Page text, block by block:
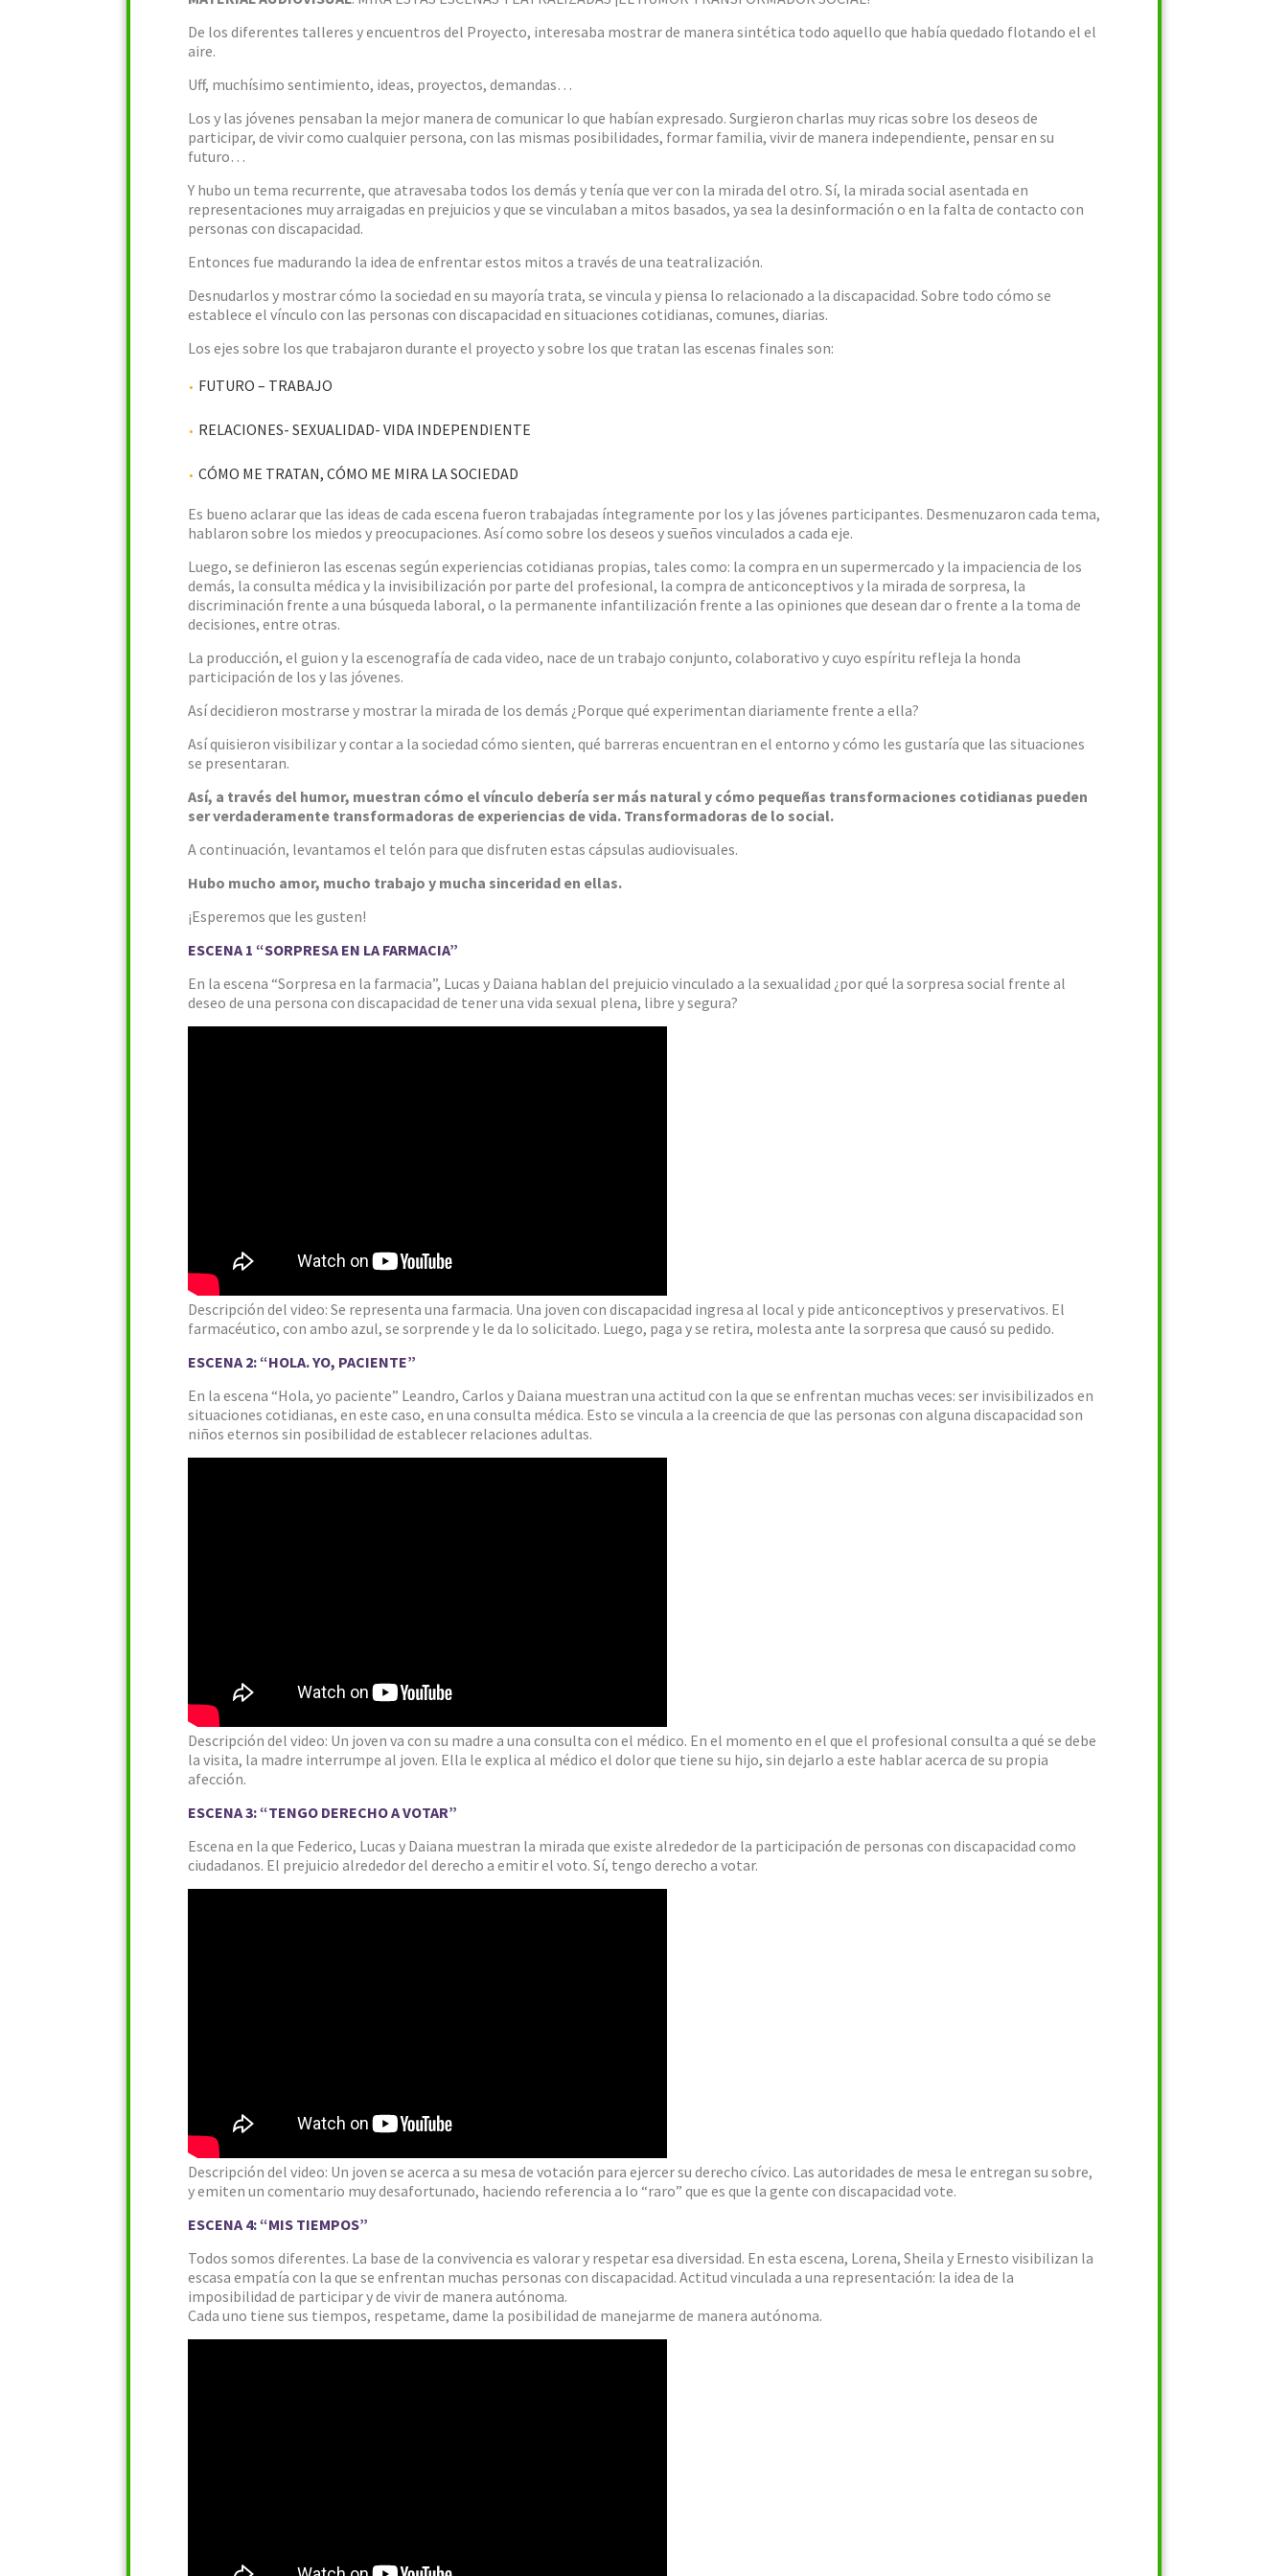
De los diferentes talleres y encuentros del Proyecto, interesaba mostrar de manera sintética todo aquello que había quedado flotando el el
aire.
Uff, muchísimo sentimiento, ideas, proyectos, demandas…
Los y las jóvenes pensaban la mejor manera de comunicar lo que habían expresado. Surgieron charlas muy ricas sobre los deseos de
participar, de vivir como cualquier persona, con las mismas posibilidades, formar familia, vivir de manera independiente, pensar en su
futuro…
Y hubo un tema recurrente, que atravesaba todos los demás y tenía que ver con la mirada del otro. Sí, la mirada social asentada en
representaciones muy arraigadas en prejuicios y que se vinculaban a mitos basados, ya sea la desinformación o en la falta de contacto con
personas con discapacidad.
Entonces fue madurando la idea de enfrentar estos mitos a través de una teatralización.
Desnudarlos y mostrar cómo la sociedad en su mayoría trata, se vincula y piensa lo relacionado a la discapacidad. Sobre todo cómo se
establece el vínculo con las personas con discapacidad en situaciones cotidianas, comunes, diarias.
Los ejes sobre los que trabajaron durante el proyecto y sobre los que tratan las escenas finales son:
FUTURO – TRABAJO
RELACIONES- SEXUALIDAD- VIDA INDEPENDIENTE
CÓMO ME TRATAN, CÓMO ME MIRA LA SOCIEDAD
Es bueno aclarar que las ideas de cada escena fueron trabajadas íntegramente por los y las jóvenes participantes. Desmenuzaron cada tema,
hablaron sobre los miedos y preocupaciones. Así como sobre los deseos y sueños vinculados a cada eje.
Luego, se definieron las escenas según experiencias cotidianas propias, tales como: la compra en un supermercado y la impaciencia de los
demás, la consulta médica y la invisibilización por parte del profesional, la compra de anticonceptivos y la mirada de sorpresa, la
discriminación frente a una búsqueda laboral, o la permanente infantilización frente a las opiniones que desean dar o frente a la toma de
decisiones, entre otras.
La producción, el guion y la escenografía de cada video, nace de un trabajo conjunto, colaborativo y cuyo espíritu refleja la honda
participación de los y las jóvenes.
Así decidieron mostrarse y mostrar la mirada de los demás ¿Porque qué experimentan diariamente frente a ella?
Así quisieron visibilizar y contar a la sociedad cómo sienten, qué barreras encuentran en el entorno y cómo les gustaría que las situaciones
se presentaran.
Así, a través del humor, muestran cómo el vínculo debería ser más natural y cómo pequeñas transformaciones cotidianas pueden
ser verdaderamente transformadoras de experiencias de vida. Transformadoras de lo social.
A continuación, levantamos el telón para que disfruten estas cápsulas audiovisuales.
Hubo mucho amor, mucho trabajo y mucha sinceridad en ellas.
¡Esperemos que les gusten!
ESCENA 1 “SORPRESA EN LA FARMACIA”
En la escena “Sorpresa en la farmacia”, Lucas y Daiana hablan del prejuicio vinculado a la sexualidad ¿por qué la sorpresa social frente al
deseo de una persona con discapacidad de tener una vida sexual plena, libre y segura?
Descripción del video: Se representa una farmacia. Una joven con discapacidad ingresa al local y pide anticonceptivos y preservativos. El
farmacéutico, con ambo azul, se sorprende y le da lo solicitado. Luego, paga y se retira, molesta ante la sorpresa que causó su pedido.
ESCENA 2: “HOLA. YO, PACIENTE”
En la escena “Hola, yo paciente” Leandro, Carlos y Daiana muestran una actitud con la que se enfrentan muchas veces: ser invisibilizados en
situaciones cotidianas, en este caso, en una consulta médica. Esto se vincula a la creencia de que las personas con alguna discapacidad son
niños eternos sin posibilidad de establecer relaciones adultas.
Descripción del video: Un joven va con su madre a una consulta con el médico. En el momento en el que el profesional consulta a qué se debe
la visita, la madre interrumpe al joven. Ella le explica al médico el dolor que tiene su hijo, sin dejarlo a este hablar acerca de su propia
afección.
ESCENA 3: “TENGO DERECHO A VOTAR”
Escena en la que Federico, Lucas y Daiana muestran la mirada que existe alrededor de la participación de personas con discapacidad como
ciudadanos. El prejuicio alrededor del derecho a emitir el voto. Sí, tengo derecho a votar.
Descripción del video: Un joven se acerca a su mesa de votación para ejercer su derecho cívico. Las autoridades de mesa le entregan su sobre,
y emiten un comentario muy desafortunado, haciendo referencia a lo “raro” que es que la gente con discapacidad vote.
ESCENA 4: “MIS TIEMPOS”
Todos somos diferentes. La base de la convivencia es valorar y respetar esa diversidad. En esta escena, Lorena, Sheila y Ernesto visibilizan la
escasa empatía con la que se enfrentan muchas personas con discapacidad. Actitud vinculada a una representación: la idea de la
imposibilidad de participar y de vivir de manera autónoma.
Cada uno tiene sus tiempos, respetame, dame la posibilidad de manejarme de manera autónoma.